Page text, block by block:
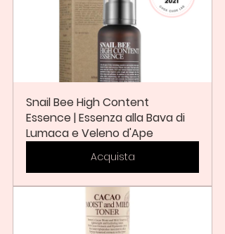
Snail Bee High Content
Essence | Essenza alla Bava di
Lumaca e Veleno d'Ape
Acquista